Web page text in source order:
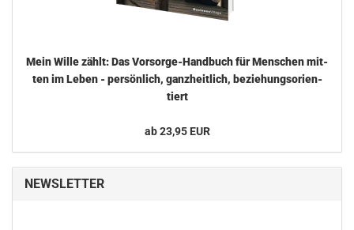
Mein Wille zählt: Das Vorsorge-​Handbuch für Men­schen mit­
ten im Leben - per­sön­lich, ganz­heit­lich, be­zie­hungs­ori­en­
tiert
ab 23,95 EUR
NEWSLETTER